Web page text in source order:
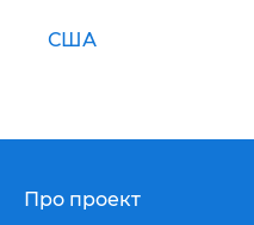
США
Про проект